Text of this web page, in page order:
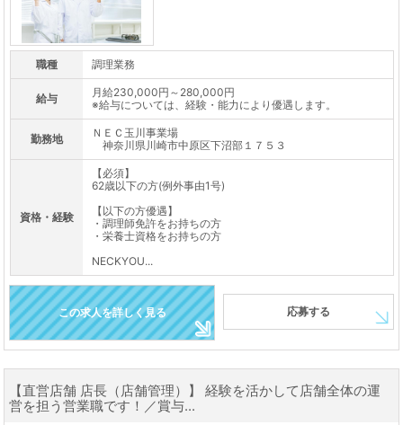
職種 調理業務
給与
月給230,000円～280,000円
※給与については、経験・能力により優遇します。
勤務地
ＮＥＣ玉川事業場
神奈川県川崎市中原区下沼部１７５３
資格・経験
【必須】
62歳以下の方(例外事由1号)
【以下の方優遇】
・調理師免許をお持ちの方
・栄養士資格をお持ちの方
NECKYOU...
この求人を詳しく見る 応募する
【直営店舗 店長（店舗管理）】 経験を活かして店舗全体の運
営を担う営業職です！／賞与...